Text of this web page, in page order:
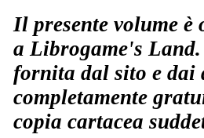
Il presente volume
a Librogame's
fornita dal sito e
completamente
copia cartacea